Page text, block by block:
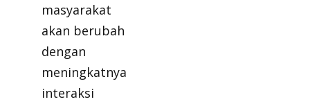
masyarakat
akan berubah
dengan
meningkatnya
interaksi